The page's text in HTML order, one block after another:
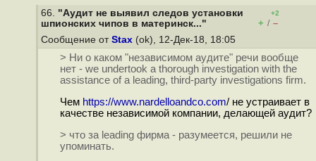
66. "Аудит не выявил следов установки
шпионских чипов в материнск..."
+2
+ / –
Сообщение от Stax (ok), 12-Дек-18, 18:05
> Ни о каком "независимом аудите" речи вообще
нет - we undertook a thorough investigation with the
assistance of a leading, third-party investigations firm.
Чем https://www.nardelloandco.com/ не устраивает в
качестве независимой компании, делающей аудит?
> что за leading фирма - разумеется, решили не
упоминать.